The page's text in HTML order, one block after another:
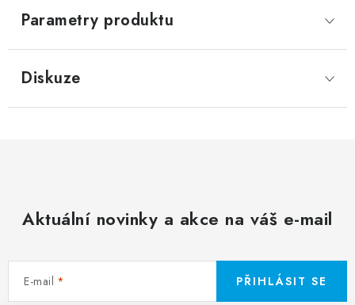
Parametry produktu
Diskuze
Aktuální novinky a akce na váš e-mail
E-mail PŘIHLÁSIT SE